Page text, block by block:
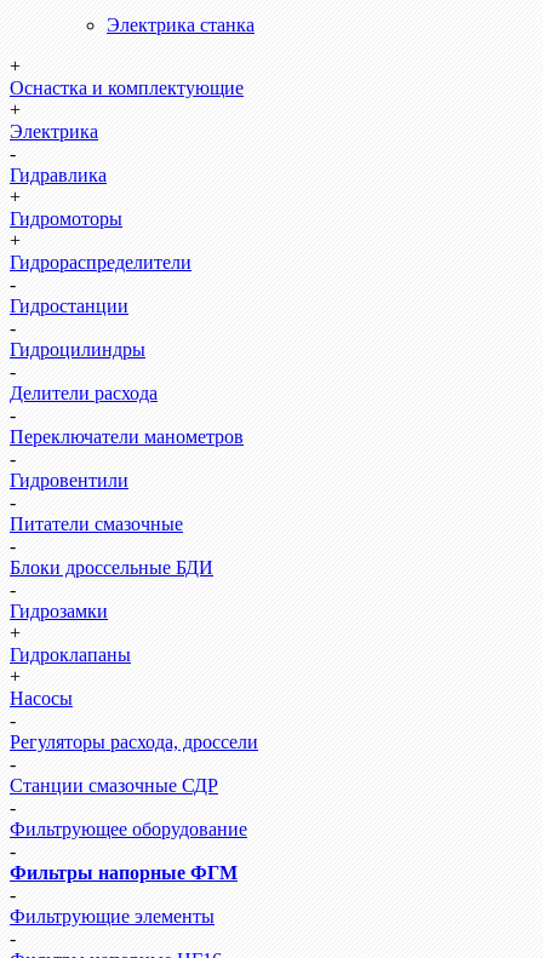
Электрика станка
+
Оснастка и комплектующие
+
Электрика
-
Гидравлика
+
Гидромоторы
+
Гидрораспределители
-
Гидростанции
-
Гидроцилиндры
-
Делители расхода
-
Переключатели манометров
-
Гидровентили
-
Питатели смазочные
-
Блоки дроссельные БДИ
-
Гидрозамки
+
Гидроклапаны
+
Насосы
-
Регуляторы расхода, дроссели
-
Станции смазочные СДР
-
Фильтрующее оборудование
-
Фильтры напорные ФГМ
-
Фильтрующие элементы
-